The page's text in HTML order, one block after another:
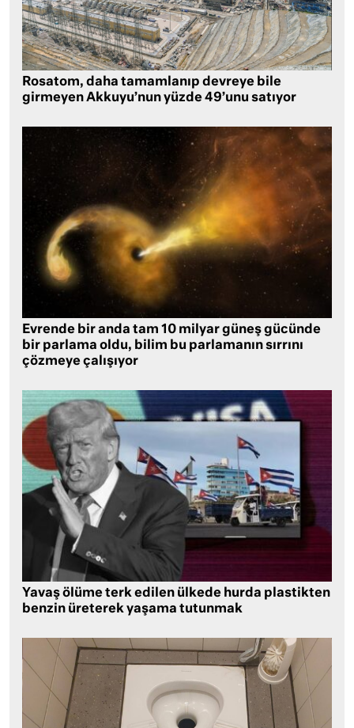
Rosatom, daha tamamlanıp devreye bile
girmeyen Akkuyu’nun yüzde 49’unu satıyor
Evrende bir anda tam 10 milyar güneş gücünde
bir parlama oldu, bilim bu parlamanın sırrını
çözmeye çalışıyor
Yavaş ölüme terk edilen ülkede hurda plastikten
benzin üreterek yaşama tutunmak